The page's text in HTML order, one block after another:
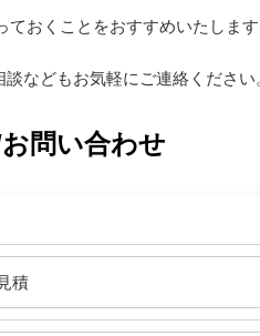
おくことをおすすめいたします
などもお気軽にご連絡ください
問い合わせ